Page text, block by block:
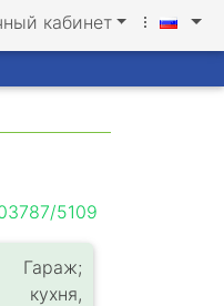
кабинет
5109
Гараж;
кухня,